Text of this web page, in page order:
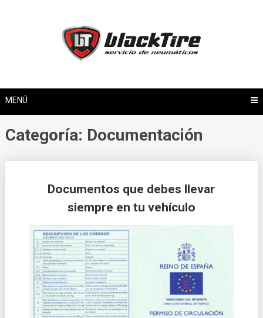
MENÚ
Categoría: Documentación
Documentos que debes llevar
siempre en tu vehículo